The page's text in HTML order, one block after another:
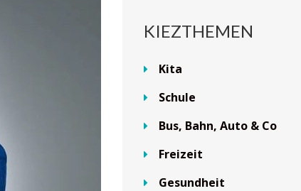
KIEZTHEMEN
Kita
Schule
Bus, Bahn, Auto & Co
Freizeit
Gesundheit